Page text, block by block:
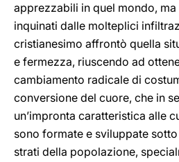
apprezzabili in quel mondo,
inquinati dalle molteplici
cristianesimo affrontò quella
e fermezza, riuscendo ad
cambiamento radicale di
conversione del cuore, che in
un’impronta caratteristica alle
sono formate e sviluppate
strati della popolazione,